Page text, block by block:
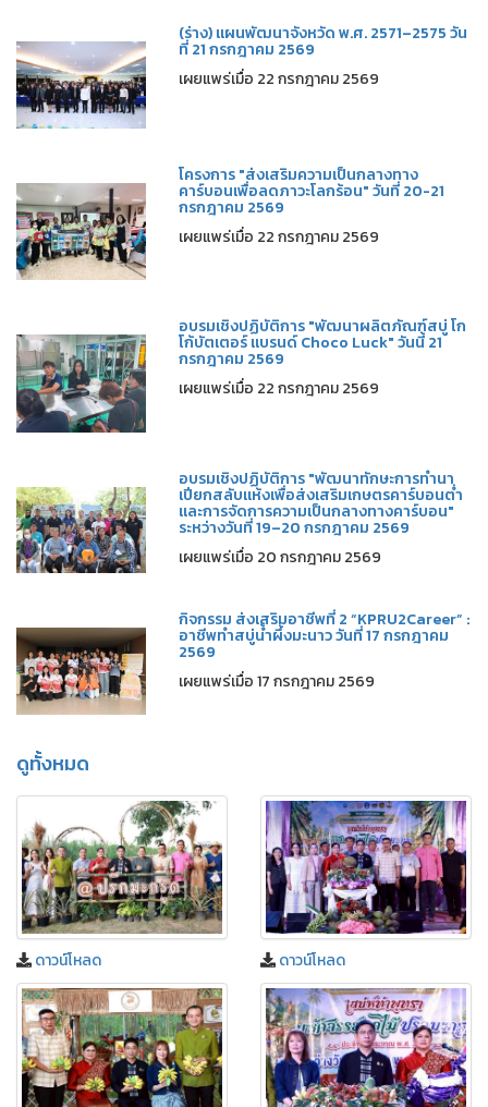
(ร่าง) แผนพัฒนาจังหวัด พ.ศ. 2571–2575 วัน
ที่ 21 กรกฎาคม 2569
เผยแพร่เมื่อ 22 กรกฎาคม 2569
โครงการ "ส่งเสริมความเป็นกลางทาง
คาร์บอนเพื่อลดภาวะโลกร้อน" วันที่ 20-21
กรกฎาคม 2569
เผยแพร่เมื่อ 22 กรกฎาคม 2569
อบรมเชิงปฏิบัติการ "พัฒนาผลิตภัณฑ์สบู่ โก
โก้บัตเตอร์ แบรนด์ Choco Luck" วันนี้ 21
กรกฎาคม 2569
เผยแพร่เมื่อ 22 กรกฎาคม 2569
อบรมเชิงปฏิบัติการ "พัฒนาทักษะการทำนา
เปียกสลับแห้งเพื่อส่งเสริมเกษตรคาร์บอนต่ำ
และการจัดการความเป็นกลางทางคาร์บอน"
ระหว่างวันที่ 19–20 กรกฎาคม 2569
เผยแพร่เมื่อ 20 กรกฎาคม 2569
กิจกรรม ส่งเสริมอาชีพที่ 2 “KPRU2Career” :
อาชีพทำสบู่น้ำผึ้งมะนาว วันที่ 17 กรกฎาคม
2569
เผยแพร่เมื่อ 17 กรกฎาคม 2569
ดูทั้งหมด
ดาวน์โหลด ดาวน์โหลด